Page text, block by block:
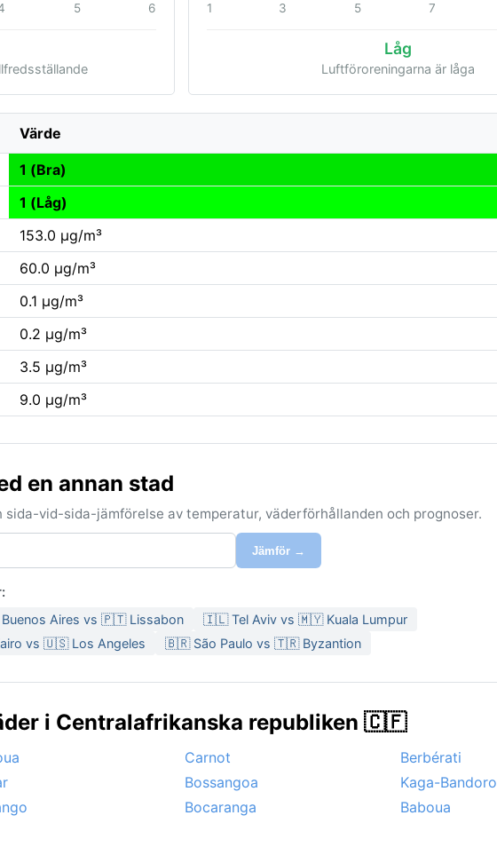
5 6 1 3 5 7
Låg
Luftföroreningarna är låga
Värde
1 (Bra)
1 (Låg)
153.0 µg/m³
60.0 µg/m³
0.1 µg/m³
0.2 µg/m³
3.5 µg/m³
9.0 µg/m³
en annan stad
vid-sida-jämförelse av temperatur, väderförhållanden och prognoser.
Jämför →
Aires vs 🇵🇹 Lissabon
🇮🇱 Tel Aviv vs 🇲🇾 Kuala Lumpur
vs 🇺🇸 Los Angeles 🇧🇷 São Paulo vs 🇹🇷 Byzantion
i Centralafrikanska republiken 🇨🇫
Carnot
Berbérati
Bossangoa
Kaga-Bandoro
Bocaranga
Baboua